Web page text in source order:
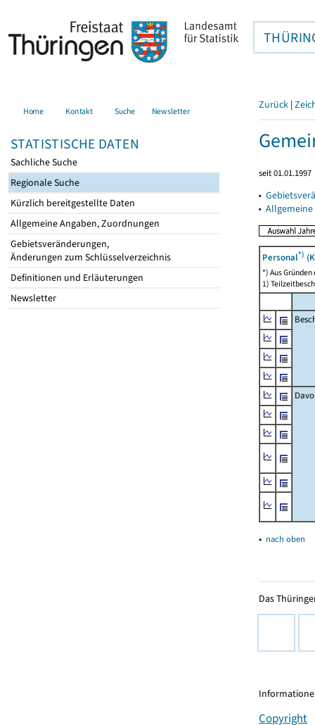
Home Kontakt Suche Newsletter
STATISTISCHE DATEN
Sachliche Suche
Regionale Suche
Kürzlich bereitgestellte Daten
Allgemeine Angaben, Zuordnungen
Gebietsveränderungen,
Änderungen zum Schlüsselverzeichnis
Definitionen und Erläuterungen
Newsletter
Zurück |
seit 01.01.1997
▸
▸
Personal*)
*) Aus
1)
▴ nach oben
Das
Copyright